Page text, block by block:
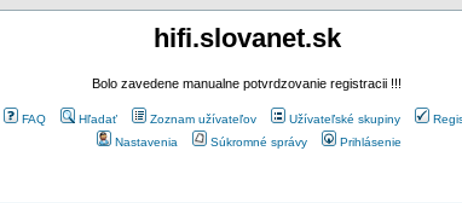
hifi.slovanet.sk
Bolo zavedene manualne potvrdzovanie registracii !!!
FAQ Hľadať Zoznam užívateľov Užívateľské skupiny
Nastavenia
Súkromné správy Prihlásenie